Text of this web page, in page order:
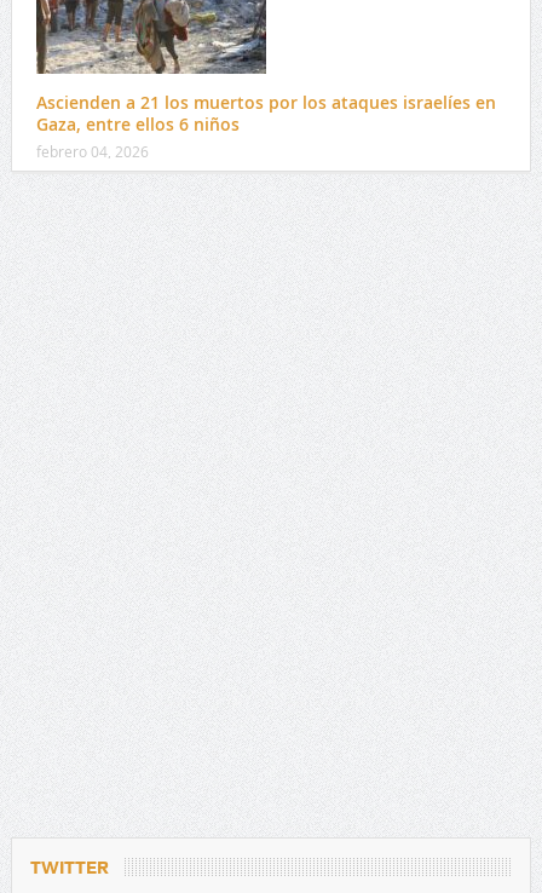
Ascienden a 21 los muertos por los ataques israelíes en
Gaza, entre ellos 6 niños
febrero 04, 2026
TWITTER